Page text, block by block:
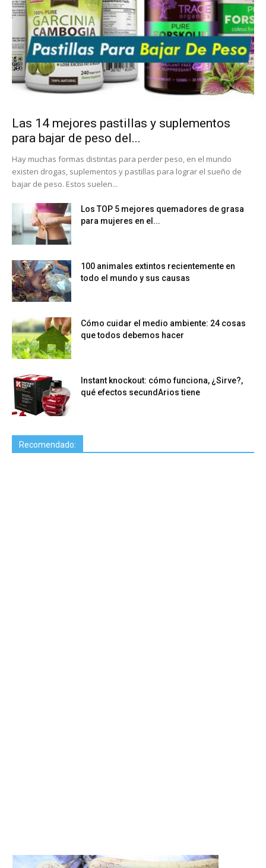
Las 14 mejores pastillas y suplementos
para bajar de peso del...
Hay muchas formas distintas para perder peso, en el mundo
existen drogas, suplementos y pastillas para lograr el sueño de
bajar de peso. Estos suelen...
Los TOP 5 mejores quemadores de grasa
para mujeres en el...
100 animales extintos recientemente en
todo el mundo y sus causas
Cómo cuidar el medio ambiente: 24 cosas
que todos debemos hacer
Instant knockout: cómo funciona, ¿Sirve?,
qué efectos secundArios tiene
Recomendado: